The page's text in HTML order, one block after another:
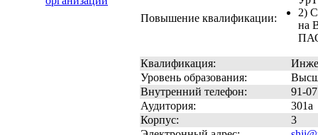
Повышение квалификации:
2)
на
Квалификация:
Уровень образования:
Внутренний телефон:
91-07
Аудитория:
301а
Корпус:
3